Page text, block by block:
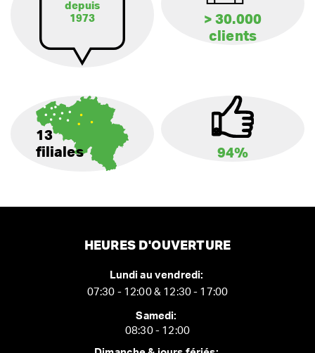
depuis
1973
> 30.000
clients
13
filiales
94%
HEURES D'OUVERTURE
Lundi au vendredi:
07:30 - 12:00 & 12:30 - 17:00
Samedi:
08:30 - 12:00